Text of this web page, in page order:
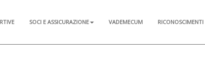
SOCI E ASSICURAZIONE VADEMECUM